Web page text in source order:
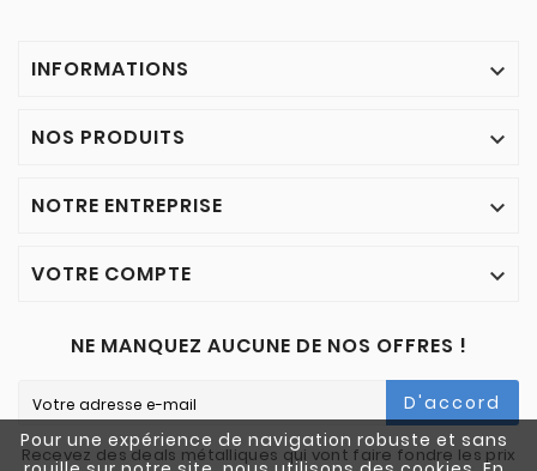
Pour une expérience de navigation robuste et sans
INFORMATIONS 
NOS PRODUITS 
NOTRE ENTREPRISE 
VOTRE COMPTE 
NE MANQUEZ AUCUNE DE NOS OFFRES !
D'accord
Recevez des deals métalliques qui vont faire fondre les prix